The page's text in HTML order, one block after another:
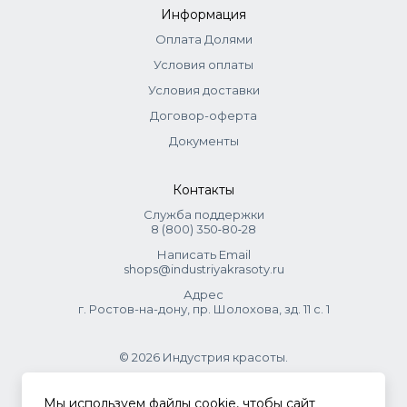
Aqua, Glycine Soja (Soybean) Oil, Vitis vinifera seed oil,
Mineral Oil, Stearic Acid, Glyceryl Stearate, Potassium Cetyl
Extract, Organic Camelia Sinensis Leaf Extract,
Cyclopentasiloxane, Organic Citrus Grandis Extract,
Информация
Оплата Долями
Условия оплаты
Условия доставки
Договор-оферта
Документы
Контакты
Служба поддержки
8 (800) 350‑80‑28
Написать Email
shops@industriyakrasoty.ru
Адрес
г. Ростов-на-дону, пр. Шолохова, зд. 11 с. 1
© 2026 Индустрия красоты.
.
Мы используем файлы cookie, чтобы сайт